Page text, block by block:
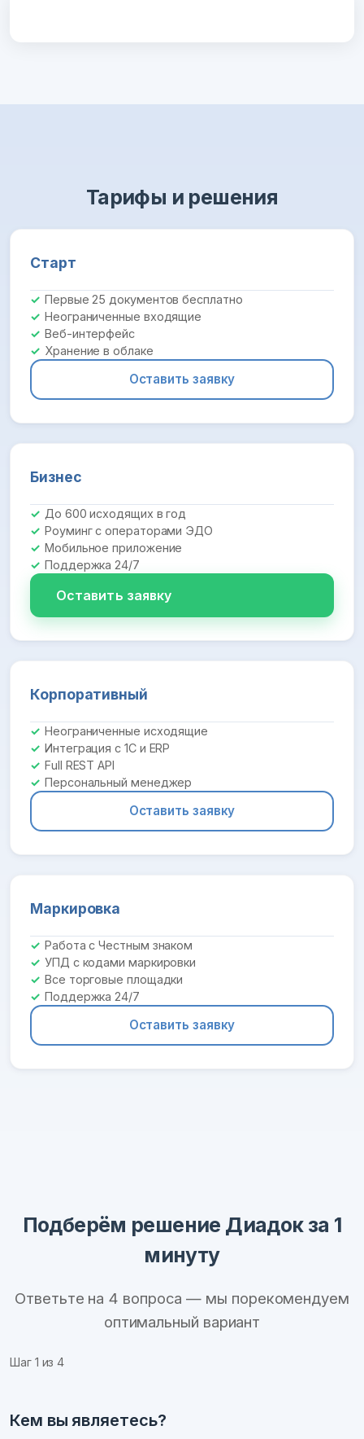
Тарифы и решения
Старт
Первые 25 документов бесплатно
Неограниченные входящие
Веб-интерфейс
Хранение в облаке
Оставить заявку
Бизнес
До 600 исходящих в год
Роуминг с операторами ЭДО
Мобильное приложение
Поддержка 24/7
Оставить заявку
Корпоративный
Неограниченные исходящие
Интеграция с 1С и ERP
Full REST API
Персональный менеджер
Оставить заявку
Маркировка
Работа с Честным знаком
УПД с кодами маркировки
Все торговые площадки
Поддержка 24/7
Оставить заявку
Подберём решение Диадок за 1
минуту
Ответьте на 4 вопроса — мы порекомендуем
оптимальный вариант
Шаг 1 из 4
Кем вы являетесь?